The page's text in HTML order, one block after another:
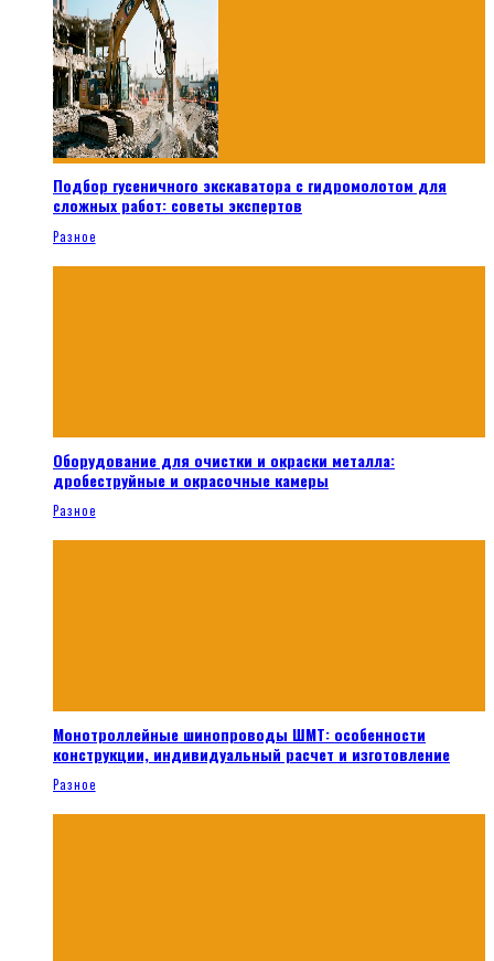
Подбор гусеничного экскаватора с гидромолотом для
сложных работ: советы экспертов
Разное
Оборудование для очистки и окраски металла:
дробеструйные и окрасочные камеры
Разное
Монотроллейные шинопроводы ШМТ: особенности
конструкции, индивидуальный расчет и изготовление
Разное